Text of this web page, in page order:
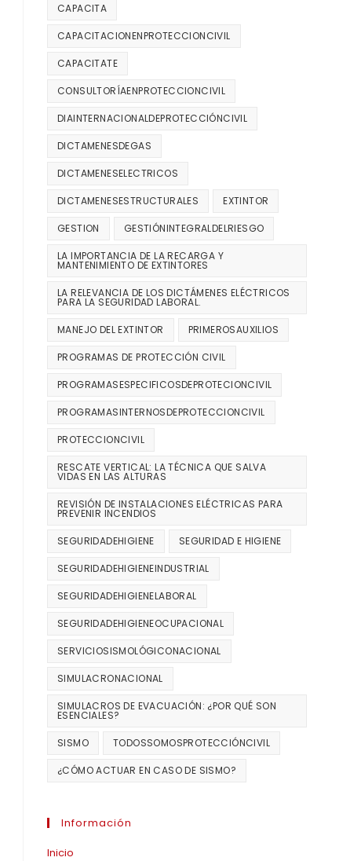
CAPACITA
CAPACITACIONENPROTECCIONCIVIL
CAPACITATE
CONSULTORÍAENPROTECCIONCIVIL
DIAINTERNACIONALDEPROTECCIÓNCIVIL
DICTAMENESDEGAS
DICTAMENESELECTRICOS
DICTAMENESESTRUCTURALES EXTINTOR
GESTION GESTIÓNINTEGRALDELRIESGO
LA IMPORTANCIA DE LA RECARGA Y
MANTENIMIENTO DE EXTINTORES
LA RELEVANCIA DE LOS DICTÁMENES ELÉCTRICOS
PARA LA SEGURIDAD LABORAL.
MANEJO DEL EXTINTOR PRIMEROSAUXILIOS
PROGRAMAS DE PROTECCIÓN CIVIL
PROGRAMASESPECIFICOSDEPROTECIONCIVIL
PROGRAMASINTERNOSDEPROTECCIONCIVIL
PROTECCIONCIVIL
RESCATE VERTICAL: LA TÉCNICA QUE SALVA
VIDAS EN LAS ALTURAS
REVISIÓN DE INSTALACIONES ELÉCTRICAS PARA
PREVENIR INCENDIOS
SEGURIDADEHIGIENE SEGURIDAD E HIGIENE
SEGURIDADEHIGIENEINDUSTRIAL
SEGURIDADEHIGIENELABORAL
SEGURIDADEHIGIENEOCUPACIONAL
SERVICIOSISMOLÓGICONACIONAL
SIMULACRONACIONAL
SIMULACROS DE EVACUACIÓN: ¿POR QUÉ SON
ESENCIALES?
SISMO TODOSSOMOSPROTECCIÓNCIVIL
¿CÓMO ACTUAR EN CASO DE SISMO?
Información
Inicio